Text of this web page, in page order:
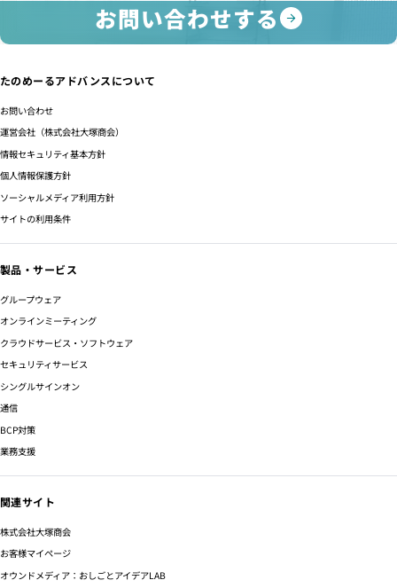
お問い合わせする
たのめーるアドバンスについて
お問い合わせ
運営会社（株式会社大塚商会）
情報セキュリティ基本方針
個人情報保護方針
ソーシャルメディア利用方針
サイトの利用条件
製品・サービス
グループウェア
オンラインミーティング
クラウドサービス・ソフトウェア
セキュリティサービス
シングルサインオン
通信
BCP対策
業務支援
関連サイト
株式会社大塚商会
お客様マイページ
オウンドメディア：おしごとアイデアLAB